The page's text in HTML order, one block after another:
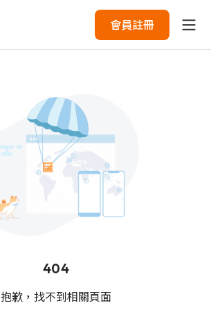
會員註冊
404
抱歉，找不到相關頁面